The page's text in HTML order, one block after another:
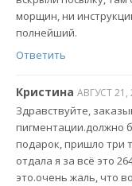
морщин, ни
полнейший.
Ответить
Кристина АВГУСТ 21,
Здравствуйте,
пигментации.должно
подарок, пришло три
отдала я за всё это
это.очень жаль, что